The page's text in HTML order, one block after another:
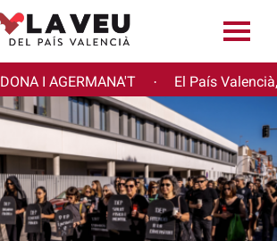
DONA I AGERMANA'T · El País